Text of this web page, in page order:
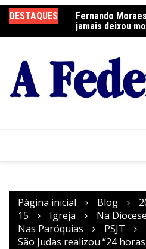
para
o
DESTAQUES
a Festa do
Fernando
jamais deixou
Página inicial Blog
15
Igreja
Na
Nas Paróquias
PSJT
São Judas realizou “24